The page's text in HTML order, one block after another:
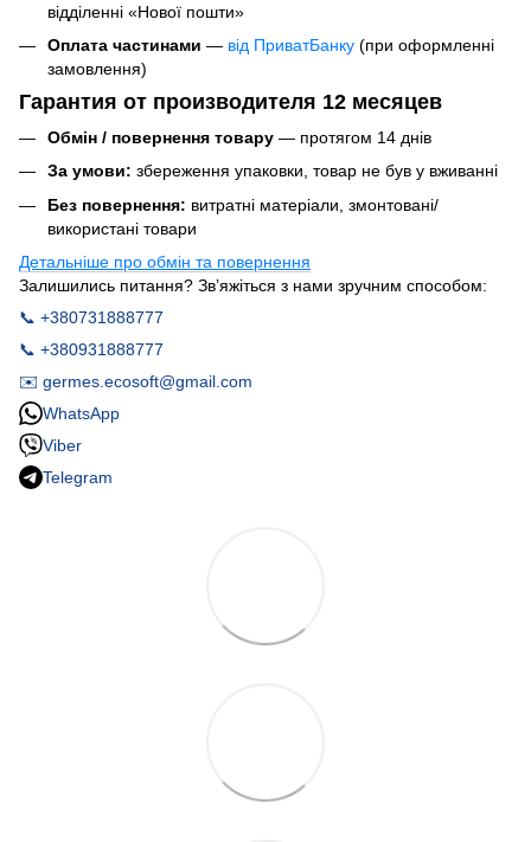
відділенні «Нової пошти»
Оплата частинами — від ПриватБанку (при оформленні
замовлення)
Гарантия от производителя 12 месяцев
Обмін / повернення товару — протягом 14 днів
За умови: збереження упаковки, товар не був у вживанні
Без повернення: витратні матеріали, змонтовані/
використані товари
Детальніше про обмін та повернення
Залишились питання? Зв’яжіться з нами зручним способом:
📞 +380731888777
📞 +380931888777
✉️ germes.ecosoft@gmail.com
WhatsApp
Viber
Telegram